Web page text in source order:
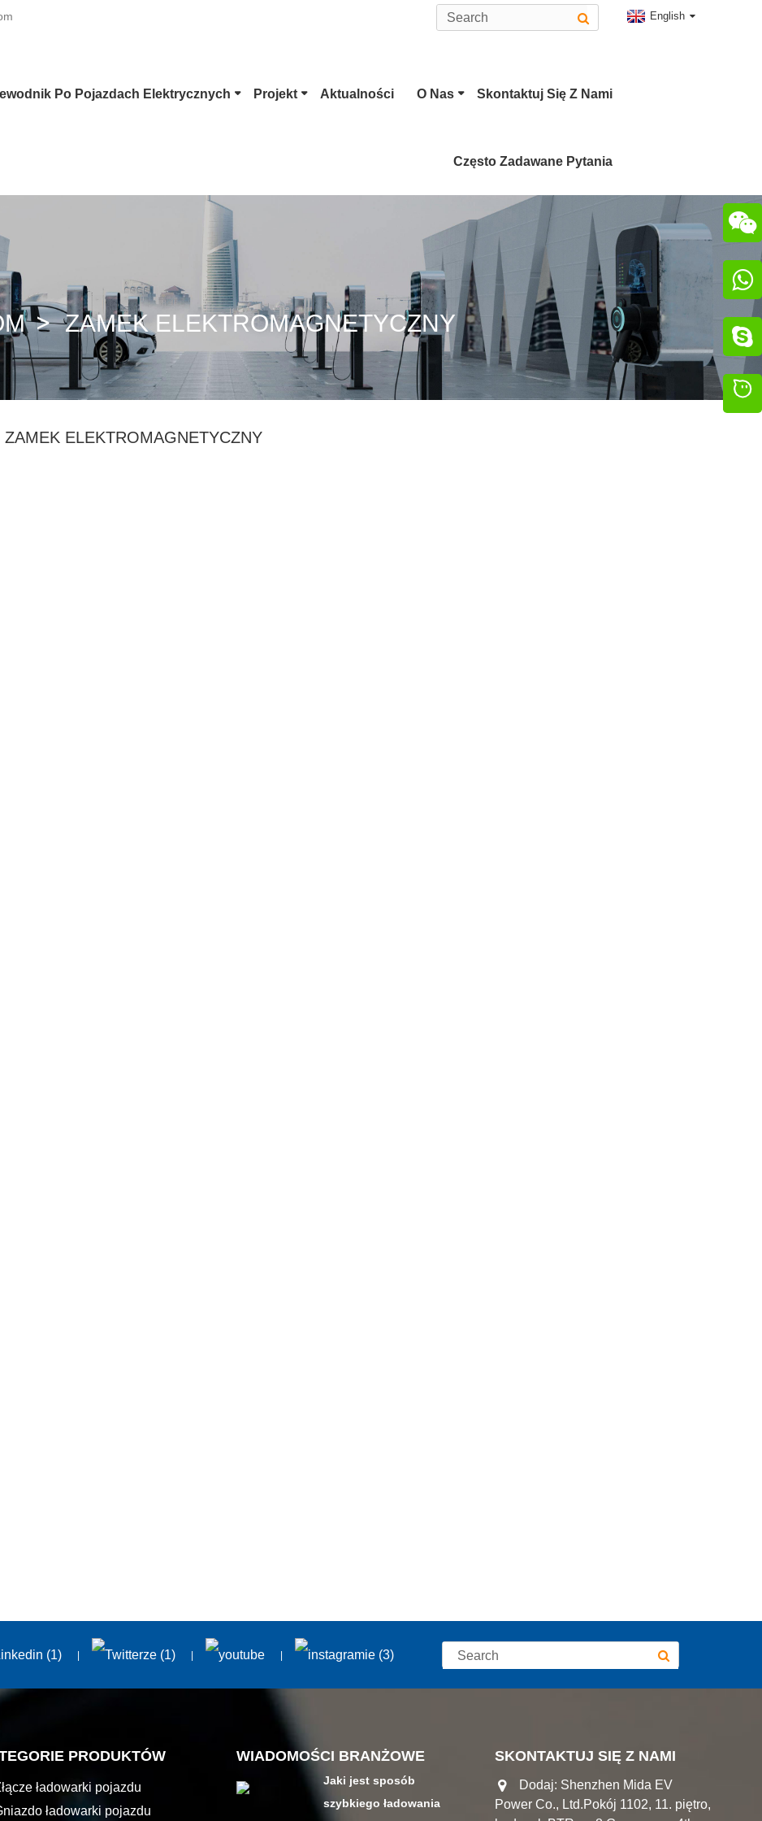
English
Wtyczka CCS Combo 2
Po Pojazdach Elektrycznych Projekt Aktualności O Nas Skontaktuj Się Z Nami
Często Zadawane Pytania
ZAMEK ELEKTROMAGNETYCZNY
ZAMEK ELEKTROMAGNETYCZNY
PRODUKTÓW
ładowarki pojazdu
ładowarki pojazdu
WIADOMOŚCI BRANŻOWE
Jaki jest sposób
szybkiego ładowania
SKONTAKTUJ SIĘ Z NAMI
Dodaj: Shenzhen Mida EV
Power Co., Ltd.Pokój 1102, 11. piętro,


